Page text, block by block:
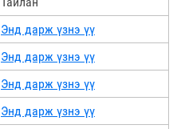
Энд дарж үзнэ үү
Энд дарж үзнэ үү
Энд дарж үзнэ үү
Энд дарж үзнэ үү